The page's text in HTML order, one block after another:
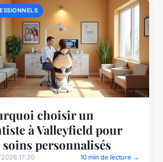
choisir un
à Valleyfield pour
soins personnalisés
17:30 10 min de lecture →